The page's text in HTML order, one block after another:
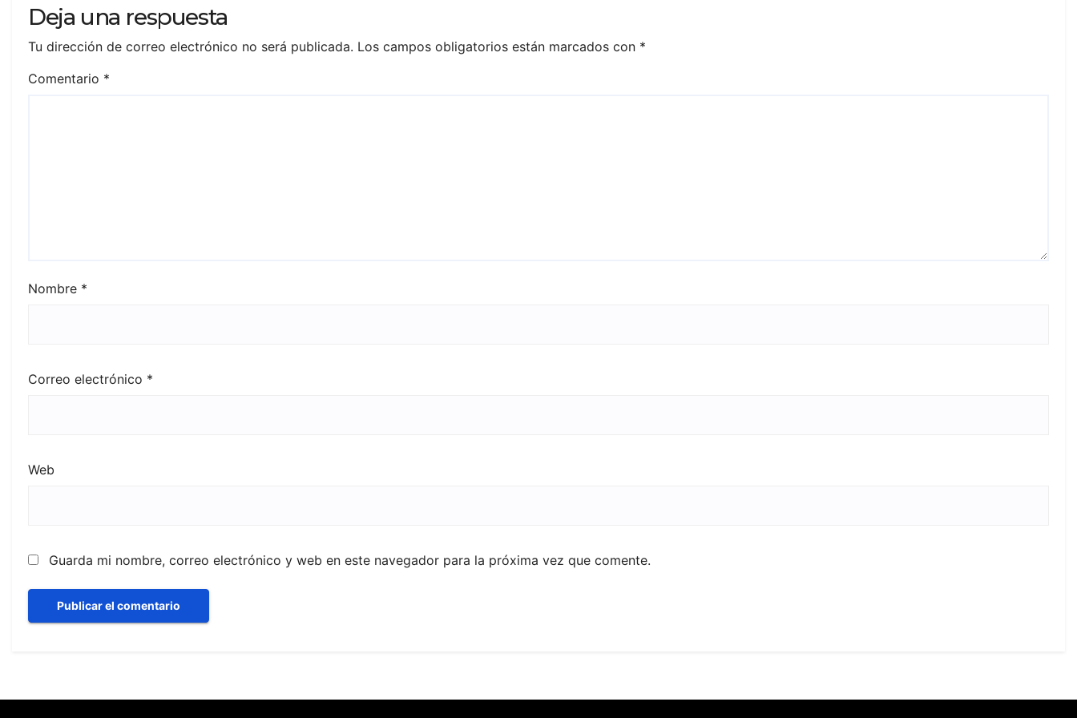
Deja una respuesta
Tu dirección de correo electrónico no será publicada. Los campos obligatorios están marcados con *
Comentario *
Nombre *
Correo electrónico *
Web
Guarda mi nombre, correo electrónico y web en este navegador para la próxima vez que comente.